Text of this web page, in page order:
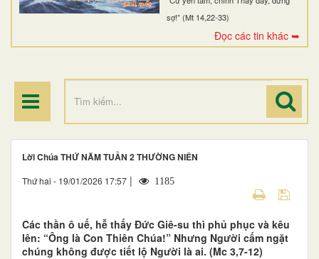
sợ!” (Mt 14,22-33)
Đọc các tin khác ➥
ĐIỂM HÀNH HƯƠNG
Lời Chúa THỨ NĂM TUẦN 2 THƯỜNG NIÊN
Thứ hai - 19/01/2026 17:57 | 1185
Các thần ô uế, hễ thấy Đức Giê-su thì phủ phục và kêu
lên: “Ông là Con Thiên Chúa!” Nhưng Người cấm ngặt
chúng không được tiết lộ Người là ai. (Mc 3,7-12)